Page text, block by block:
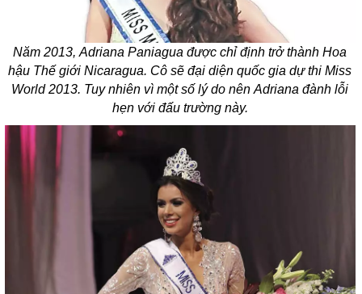
Năm 2013, Adriana Paniagua được chỉ định trở thành Hoa
hậu Thế giới Nicaragua. Cô sẽ đại diện quốc gia dự thi Miss
World 2013. Tuy nhiên vì một số lý do nên Adriana đành lỗi
hẹn với đấu trường này.